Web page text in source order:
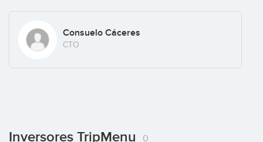
Consuelo Cáceres
CTO
Inversores TripMenu 0